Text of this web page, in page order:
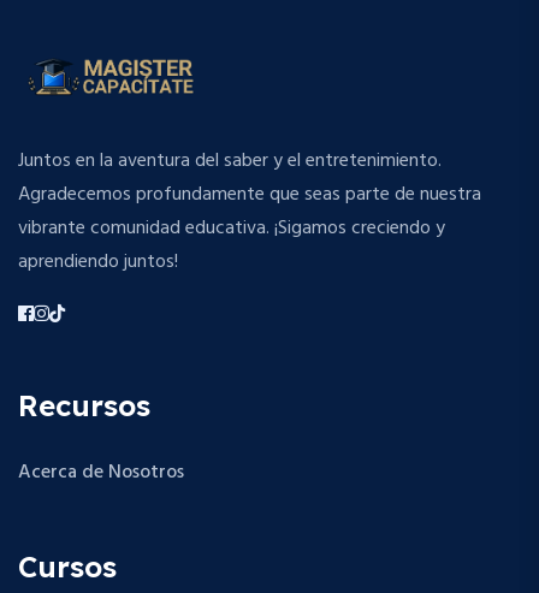
Juntos en la aventura del saber y el entretenimiento.
Agradecemos profundamente que seas parte de nuestra
vibrante comunidad educativa. ¡Sigamos creciendo y
aprendiendo juntos!
Recursos
Acerca de Nosotros
Cursos